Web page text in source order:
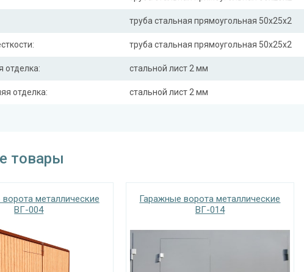
труба стальная прямоугольная 50х25х2
труба стальная прямоугольная 50х25х2
отделка: стальной лист 2 мм
отделка: стальной лист 2 мм
товары
металлические
ВГ-004
Гаражные ворота металлические
ВГ-014